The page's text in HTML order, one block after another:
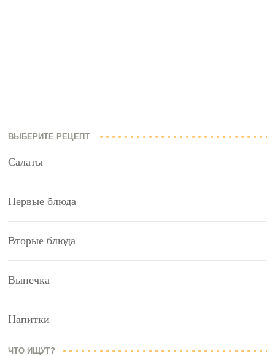
ВЫБЕРИТЕ РЕЦЕПТ
Салаты
Первые блюда
Вторые блюда
Выпечка
Напитки
ЧТО ИЩУТ?